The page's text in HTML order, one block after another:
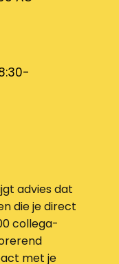
advies dat
die je direct
collega-
met je